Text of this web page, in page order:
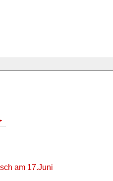
am 17.Juni